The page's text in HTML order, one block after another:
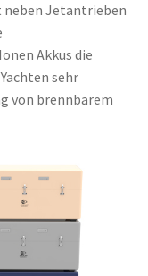
Jetantrieben
Akkus die
sehr
von brennbarem